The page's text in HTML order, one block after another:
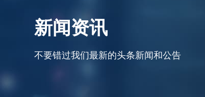
大事记
荣誉资质
企业文化
探测器产品
医疗领域
新闻资讯
不要错过我们最新的头条新闻和公告